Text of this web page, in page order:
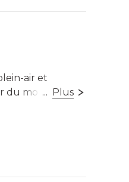
air et
du mont Pinacle
... Plus